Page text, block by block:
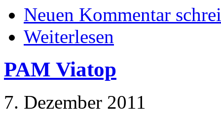
Neuen Kommentar
Weiterlesen
PAM Viatop
7. Dezember 2011